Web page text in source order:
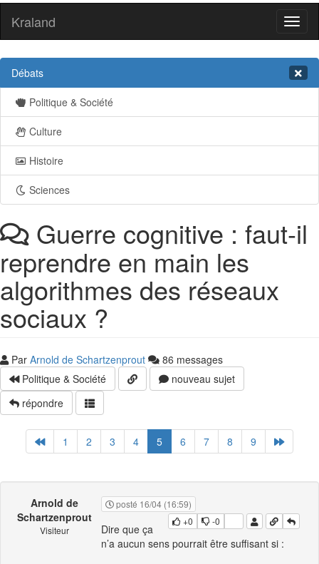
Kraland
Débats
Politique & Société
Culture
Histoire
Sciences
Guerre cognitive : faut-il
reprendre en main les
algorithmes des réseaux
sociaux ?
Par Arnold de Schartzenprout
86 messages
Politique & Société
nouveau sujet
répondre
1 2 3 4 5 6 7 8 9
Arnold de
Schartzenprout
Visiteur
posté 16/04 (16:59)
+0
-0
Dire que ça
n’a aucun sens pourrait être suffisant si :